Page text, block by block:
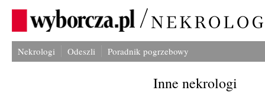
Nekrologi Odeszli Poradnik pogrzebowy
Inne nekrologi